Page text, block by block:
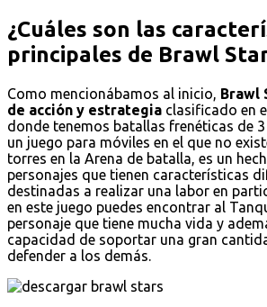
¿Cuáles son las
principales de Brawl
Como mencionábamos al inicio, Brawl
de acción y estrategia clasificado en
donde tenemos batallas frenéticas de 3
un juego para móviles en el que no
torres en la Arena de batalla, es un
personajes que tienen características
destinadas a realizar una labor en
en este juego puedes encontrar al
personaje que tiene mucha vida y
capacidad de soportar una gran
defender a los demás.